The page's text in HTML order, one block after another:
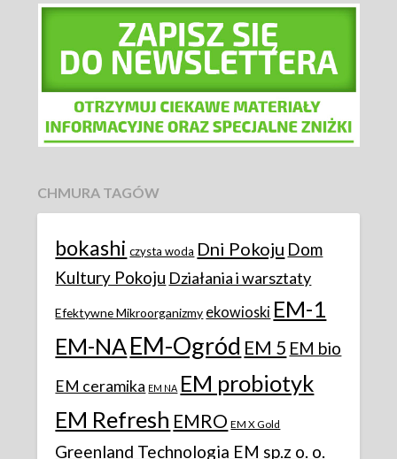
CHMURA TAGÓW
bokashi czysta woda Dni Pokoju Dom
Kultury Pokoju Działania i warsztaty
Efektywne Mikroorganizmy ekowioski EM-1
EM-NAEM-Ogród EM 5 EM bio
EM ceramika EM NA EM probiotyk
EM Refresh EMRO EM X Gold
Greenland Technologia EM sp.z o. o.